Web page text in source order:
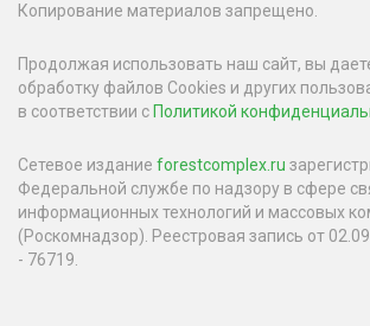
Копирование материалов запрещено.
Продолжая использовать наш сайт, вы
обработку файлов Cookies и других
в соответствии с Политикой
Сетевое издание forestcomplex.ru
Федеральной службе по надзору в сфере
информационных технологий и массовых
(Роскомнадзор). Реестровая запись от
- 76719.